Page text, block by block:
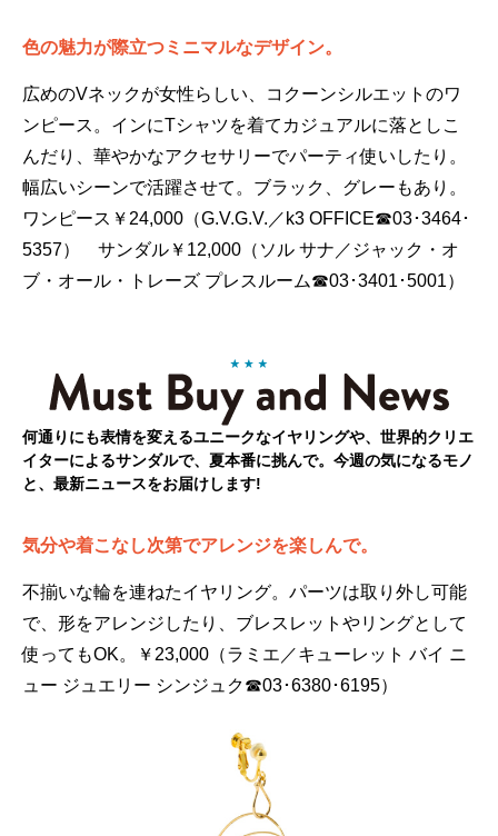
色の魅力が際立つミニマルなデザイン。
広めのVネックが女性らしい、コクーンシルエットのワ
ンピース。インにTシャツを着てカジュアルに落としこ
んだり、華やかなアクセサリーでパーティ使いしたり。
幅広いシーンで活躍させて。ブラック、グレーもあり。
ワンピース￥24,000（G.V.G.V.／k3 OFFICE☎03･3464･
5357） サンダル￥12,000（ソル サナ／ジャック・オ
ブ・オール・トレーズ プレスルーム☎03･3401･5001）
何通りにも表情を変えるユニークなイヤリングや、世界的クリエ
イターによるサンダルで、夏本番に挑んで。今週の気になるモノ
と、最新ニュースをお届けします!
気分や着こなし次第でアレンジを楽しんで。
不揃いな輪を連ねたイヤリング。パーツは取り外し可能
で、形をアレンジしたり、ブレスレットやリングとして
使ってもOK。￥23,000（ラミエ／キューレット バイ ニ
ュー ジュエリー シンジュク☎03･6380･6195）